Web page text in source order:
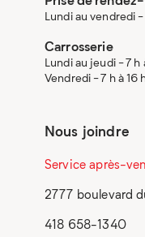
Lundi au vendredi -
Carrosserie
Lundi au jeudi - 7 h
Vendredi - 7 h à 16
Nous joindre
Service après-
2777 boulevard
418 658-1340